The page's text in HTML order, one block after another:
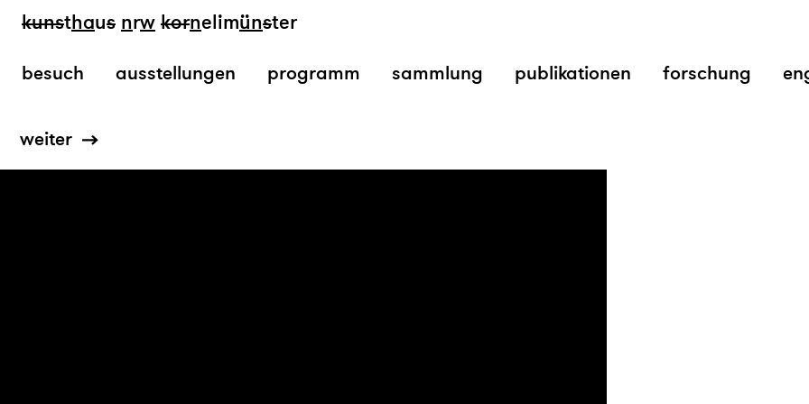
kunsthaus nrw kornelimünster
besuch ausstellungen programm sammlung publikationen forschung
weiter